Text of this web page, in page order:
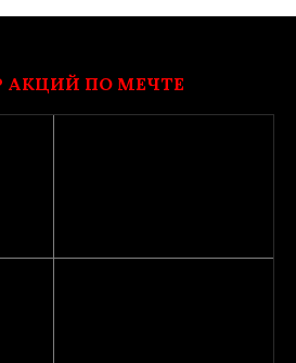
АКЦИЙ ПО МЕЧТЕ